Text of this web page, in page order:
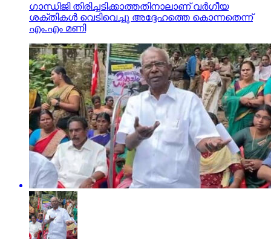
ഗാന്ധിജി തിരിച്ചടിക്കാത്തതിനാലാണ് വര്‍ഗീയ
ശക്തികള്‍ വെടിവെച്ചു അദ്ദേഹത്തെ കൊന്നതെന്ന്
എം.എം മണി